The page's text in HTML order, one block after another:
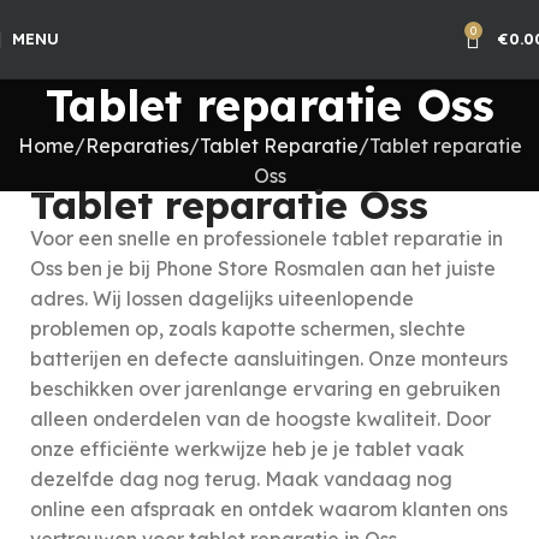
MENU 0 €
Tablet reparatie Oss
Home Reparaties Tablet Reparatie Tablet reparatie
Oss
Tablet reparatie Oss
Voor een snelle en professionele tablet reparatie in
Oss ben je bij Phone Store Rosmalen aan het juiste
adres. Wij lossen dagelijks uiteenlopende
problemen op, zoals kapotte schermen, slechte
batterijen en defecte aansluitingen. Onze monteurs
beschikken over jarenlange ervaring en gebruiken
alleen onderdelen van de hoogste kwaliteit. Door
onze efficiënte werkwijze heb je je tablet vaak
dezelfde dag nog terug. Maak vandaag nog
online een afspraak en ontdek waarom klanten ons